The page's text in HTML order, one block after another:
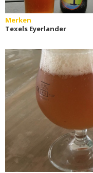
Merken
Texels Eyerlander